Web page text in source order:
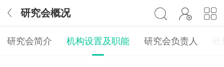
研究会概况
研究会简介 机构设置及职能 研究会负责人